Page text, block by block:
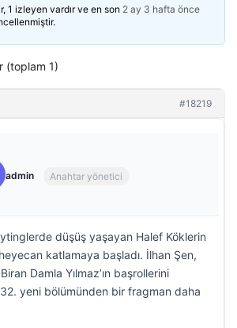
1 izleyen vardır ve en son 2 ay 3 hafta önce
(toplam 1)
#18219
admin Anahtar yönetici
düşüş yaşayan Halef Köklerin
katlamaya başladı. İlhan Şen,
Damla Yılmaz’ın başrollerini
32. yeni bölümünden bir fragman daha